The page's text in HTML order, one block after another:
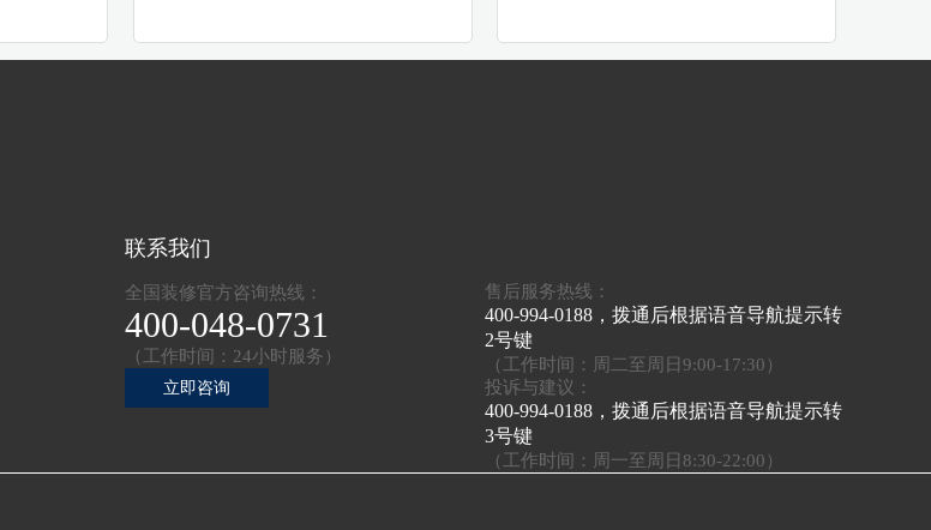
联系我们
全国装修官方咨询热线：
400-048-0731
（工作时间：24小时服务）
立即咨询
售后服务热线：
400-994-0188，拨通后根据语音导航提示转
2号键
（工作时间：周二至周日9:00-17:30）
投诉与建议：
400-994-0188，拨通后根据语音导航提示转
3号键
（工作时间：周一至周日8:30-22:00）